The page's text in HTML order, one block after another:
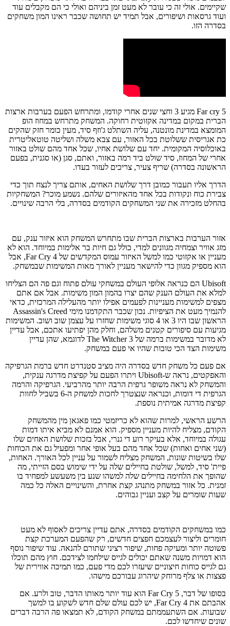
שקיימים. אולי זה כי עובר לא מעט זמן ביניהם ואולי כי הם מקבלים עוד
ועוד גרסאות ושיפורים, אבל תמיד יש תחושה שכבר ראינו המון משחקים
בסדרה הזו.
Far cry 5 מגיע 3 וחצי שנים אחרי קודמו, ומתרחש הפעם בערבות ארצות
הברית במקום במדינה אקזוטית רחוקה. המשחק מתרחש במחוז הופ
המומצא במדינת מונטנה, עליה השתלט ג'וזף סיד, מעין כומר חזק שהקים
כת אגריסית ששלוטת בכל האזור, עם צבא משלה ושליטה טוטאליטרית
באוכלוסיה המקומית. יחד עם שלושת אחיו, שכל אחד מהם שולט באזור
אחרי של המחוז, סיד שולט ביד רמה באזור, ואתם, סגן (או סגנית, בפעם
הראשונה בסדרה) שריף צעיר, צריכים לעזור בעדו.
הדרך אליו תעבור כמובן דרך שלושת האחים, אותם צריך לנצח תוך כדי
צבירת כוח ונקודות בכל אחד מהאיזורים שלהם. נשמע מוכר? המשחקיות
בהחלט מזכירה את שני המשחקים הקודמים בסדרה, בלי הרבה שינויים.
אזור הערבות בארצות הברית שבו מתחרש המשחק הוא איזור ענק, עם
מזג אוויר וצמחיה מגוונים למדי, כולל גם חיות בר אלימות במיוחד. הוא לא
מעניין או אקזוטי כמו למשל האיזור עמוס המקדשים של Far Cry 4, אבל
הוא מספיק מגוון כדי להישאר מעניין לאורך מאות המשימות שבמשחק.
Ubisoft הם כנראה אלופי העולם במשחקי עולם פתוח וגם פה הם הצליחו
למלא את העולם הענק שהם יצרו בהמון המון משימות. אבל אם אתם
מצפים למשימות מעניינות לפעמים אפילו יותר מהעלילה המרכזית, כדאי
להנמיך מעט את הציפיות. נכון שכבר התקדמנו מימי Assassin's Creed
הראשון שבו היו 3 או 4 סוגי משימות שחזרו על עצמן שוב ושוב. המשימות
מגיעות עם סיפורים קטנים משלהם, וחלק מהן יפתיעו אתכם, אבל עדיין
לא מדובר במשימות ברמה של The Witcher 3 לדוגמא, שהן עדיין
משימות הצד הכי טובות שהיו אי פעם במשחק.
אם פעם כל משחק חדש בסדרה היה מציב סטנדרט חדש ברמת הגרפיקה
והאפקטים, נראה ש-Ubisoft ויתרו הפעם על קפיצת מדרגה ענקית,
והמשחק לא נראה משופר גרפית הרבה יותר מהרביעי. הגרפיקה והרמה
הגרפית די דומות, וכנראה שנצטרך לחכות למשחק ה-6 בשביל לחוות
קפיצת מדרגה אמיתית נוספת.
הרשע הראשי, למרות שהוא לא כריזמטי כמו פאגאן מין מהמשחק
הקודם, מצליח להיות מעניין מספיק. הוא אמנם לא מביא איתו דמות
עגולה במיוחד, אלא בעיקר רוע די גנרי, אבל בזכות שלושת האחים שלו
(שני אחים ואחות) שכל אחד מהם בעל אופי אחר ומפעיל גם את הכוחות
שלו בשיטות שונות, המשחק מצליח לשמור על עניין לכל האורך. האחות,
פיית' סיד, למשל, שולטת בחיילים שלה על ידי שימוש בסם הזייתי, מה
שהופך את הלחימה בחיילים שלה למשהו שנע בין משעשע למפחיד בו
זמנית. כל אזור במשחק מתנהג קצת אחרת, והשינויים האלה כל כמה
שעות שומרים על קצב ועניין גבוהים.
כמו במשחקים הקודמים בסדרה, אתם עדיין צריכים לאסוף לא מעט
חומרים וליצור לעצמכם חפצים חדשים, רק שהפעם המערכת קצת
פשוטה יותר ומעיקה פחות, שיפור רציני שתורם להנאה. עוד שיפור נוסף
הוא דמויות משנה שאתם יכולים לגייס שילחמו לצידכם. חוץ מהם תוכלו
גם לגייס כוחות חיצוניים שיעזרו לכם מדי פעם, כמו תמיכה אווירית של
פצצות או צלף מרוחק שיהרוג עבורכם מישהו.
בסופו של דבר, Far Cry 5 הוא עוד יותר מאותו הדבר, טוב ולרע. אם
אהבתם את Far Cry 4, יש לכם עולם שלם חדש לשקוע בו למשך
שבועות. אם השתעממתם במשחק הקודם, לא תמצאו פה הרבה דברים
שונים שיחדשו לכם.